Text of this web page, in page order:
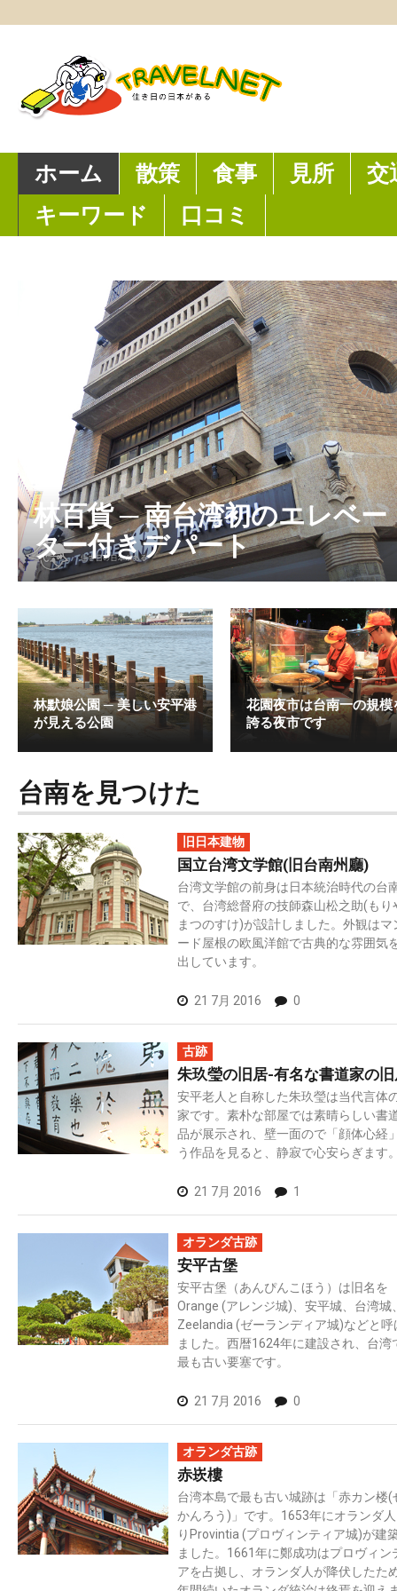
ホーム 散策 食事 見所
交
キーワード
口コミ
林百貨 ─ 南台湾初のエレベー
ター付きデパート
林默娘公園 ─ 美しい安平港
が見える公園
花園夜市は台南一の規模
誇る夜市です
台南を見つけた
旧日本建物
国立台湾文学館(旧台南州廳)
台湾文学館の前身は日本統治時代の台
で、台湾総督府の技師森山松之助(もり
まつのすけ)が設計しました。外観はマ
ード屋根の欧風洋館で古典的な雰囲気
出しています。
21 7月 2016 0
古跡
朱玖瑩の旧居-有名な書道家の
安平老人と自称した朱玖瑩は当代言体
家です。素朴な部屋では素晴らしい書
品が展示され、壁一面ので「顔体心経
う作品を見ると、静寂で心安らぎます
21 7月 2016 1
オランダ古跡
安平古堡
安平古堡（あんぴんこほう）は旧名を
Orange (アレンジ城)、安平城、台湾城
Zeelandia (ゼーランディア城)などと呼
ました。西暦1624年に建設され、台湾
最も古い要塞です。
21 7月 2016 0
オランダ古跡
赤崁樓
台湾本島で最も古い城跡は「赤カン楼(
かんろう)」です。1653年にオランダ
りProvintia (プロヴィンティア城)が建
ました。1661年に鄭成功はプロヴィン
アを占拠し、オランダ人が降伏したた